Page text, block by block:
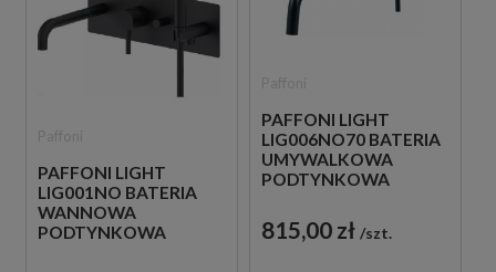
PAFFONI LIGHT
LIG001NO BATERIA
WANNOWA
PODTYNKOWA
PAFFONI LIGHT
LIG006NO70 BATERIA
UMYWALKOWA
PODTYNKOWA
CZARNA
815,00 zł szt.